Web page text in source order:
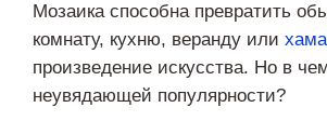
Мозаика способна превратить
комнату, кухню, веранду или
произведение искусства. Но в
неувядающей популярности?